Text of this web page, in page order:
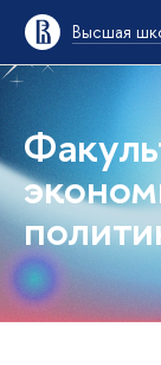
Высшая